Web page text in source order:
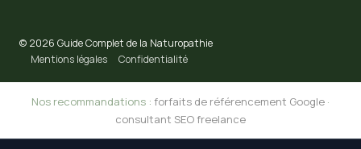
© 2026 Guide Complet de la Naturopathie
Mentions légales
Confidentialité
Nos recommandations : forfaits de référencement Google ·
consultant SEO freelance